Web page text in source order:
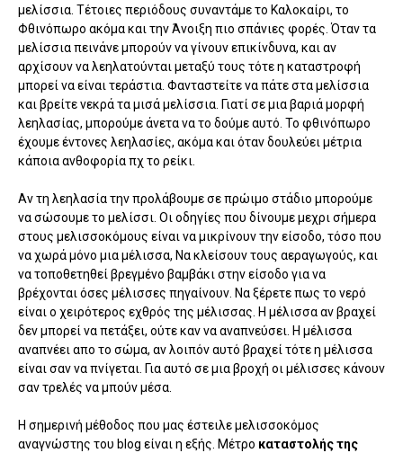
μελίσσια. Τέτοιες περιόδους συναντάμε το Καλοκαίρι, το
Φθινόπωρο ακόμα και την Άνοιξη πιο σπάνιες φορές. Όταν τα
μελίσσια πεινάνε μπορούν να γίνουν επικίνδυνα, και αν
αρχίσουν να λεηλατούνται μεταξύ τους τότε η καταστροφή
μπορεί να είναι τεράστια. Φανταστείτε να πάτε στα μελίσσια
και βρείτε νεκρά τα μισά μελίσσια. Γιατί σε μια βαριά μορφή
λεηλασίας, μπορούμε άνετα να το δούμε αυτό. Το φθινόπωρο
έχουμε έντονες λεηλασίες, ακόμα και όταν δουλεύει μέτρια
κάποια ανθοφορία πχ το ρείκι.
Αν τη λεηλασία την προλάβουμε σε πρώιμο στάδιο μπορούμε
να σώσουμε το μελίσσι. Οι οδηγίες που δίνουμε μεχρι σήμερα
στους μελισσοκόμους είναι να μικρίνουν την είσοδο, τόσο που
να χωρά μόνο μια μέλισσα, Να κλείσουν τους αεραγωγούς, και
να τοποθετηθεί βρεγμένο βαμβάκι στην είσοδο για να
βρέχονται όσες μέλισσες πηγαίνουν. Να ξέρετε πως το νερό
είναι ο χειρότερος εχθρός της μέλισσας. Η μέλισσα αν βραχεί
δεν μπορεί να πετάξει, ούτε καν να αναπνεύσει. Η μέλισσα
αναπνέει απο το σώμα, αν λοιπόν αυτό βραχεί τότε η μέλισσα
είναι σαν να πνίγεται. Για αυτό σε μια βροχή οι μέλισσες κάνουν
σαν τρελές να μπούν μέσα.
Η σημερινή μέθοδος που μας έστειλε μελισσοκόμος
αναγνώστης του blog είναι η εξής. Μέτρο καταστολής της